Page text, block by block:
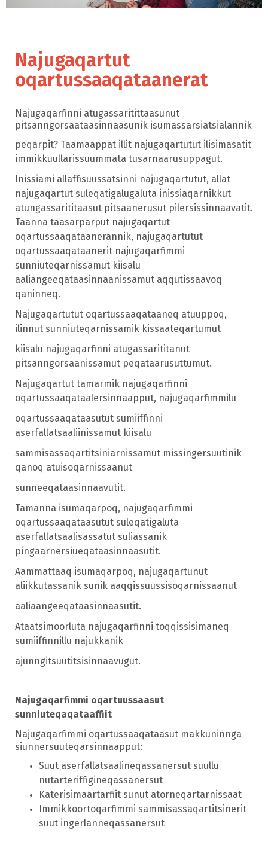
Najugaqartut
oqartussaaqataanerat
Najugaqarfinni atugassaritittaasunut
pitsanngorsaataasinnaasunik isumassarsiatsialannik
peqarpit? Taamaappat illit najugaqartutut ilisimasatit
immikkuullarissuummata tusarnaarusuppagut.
Inissiami allaffisuussatsinni najugaqartutut, allat
najugaqartut suleqatigalugaluta inissiaqarnikkut
atungassarititaasut pitsaanerusut pilersissinnaavatit.
Taanna taasarparput najugaqartut
oqartussaaqataanerannik, najugaqartutut
oqartussaaqataanerit najugaqarfimmi
sunniuteqarnissamut kiisalu
aaliangeeqataasinnaanissamut aqqutissaavoq
qaninneq.
Najugaqartutut oqartussaaqataaneq atuuppoq,
ilinnut sunniuteqarnissamik kissaateqartumut
kiisalu najugaqarfinni atugassarititanut
pitsanngorsaanissamut peqataarusuttumut.
Najugaqartut tamarmik najugaqarfinni
oqartussaaqataalersinnaapput, najugaqarfimmilu
oqartussaaqataasutut sumiiffinni
aserfallatsaaliinissamut kiisalu
sammisassaqartitsiniarnissamut missingersuutinik
qanoq atuisoqarnissaanut
sunneeqataasinnaavutit.
Tamanna isumaqarpoq, najugaqarfimmi
oqartussaaqataasutut suleqatigaluta
aserfallatsaalisassatut suliassanik
pingaarnersiueqataasinnaasutit.
Aammattaaq isumaqarpoq, najugaqartunut
aliikkutassanik sunik aaqqissuussisoqarnissaanut
aaliaangeeqataasinnaasutit.
Ataatsimoorluta najugaqarfinni toqqissisimaneq
sumiiffinnillu najukkanik
ajunngitsuutitsisinnaavugut.
Najugaqarfimmi oqartuussaasut
sunniuteqaqataaffiit
Najugaqarfimmi oqartussaaqataasut makkuninnga
siunnersuuteqarsinnaapput:
Suut aserfallatsaalineqassanersut suullu
nutarteriffigineqassanersut
Katerisimaartarfiit sunut atorneqartarnissaat
Immikkoortoqarfimmi sammisassaqartitsinerit
suut ingerlanneqassanersut